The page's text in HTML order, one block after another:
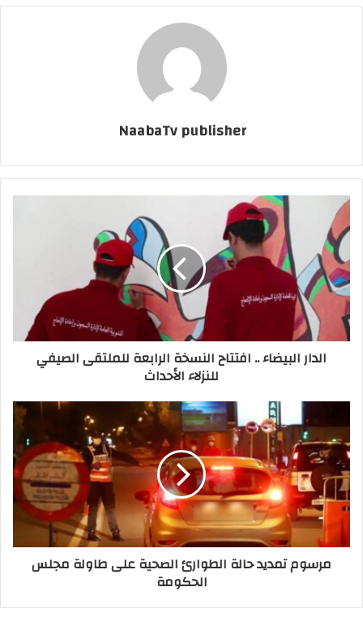
NaabaTv publisher
الدار البيضاء .. افتتاح النسخة الرابعة للملتقى الصيفي
للنزلاء الأحداث
مرسوم تمديد حالة الطوارئ الصحية على طاولة مجلس
الحكومة